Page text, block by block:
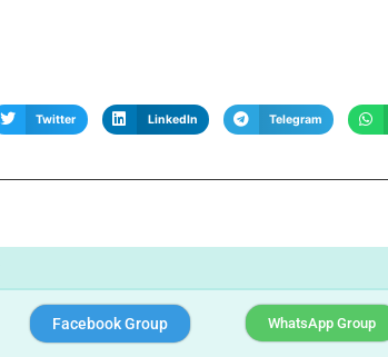
Twitter LinkedIn Telegram
Facebook Group WhatsApp Group